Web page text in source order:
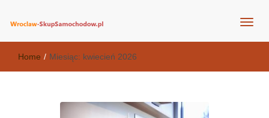
wroclaw-skupsamochodow.pl
Home / Miesiąc: kwiecień 2026